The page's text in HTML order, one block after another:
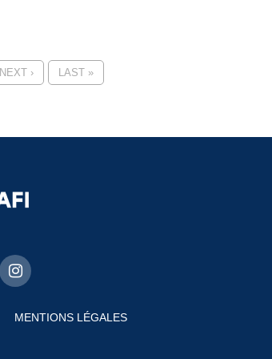
NEXT › LAST »
MENTIONS LÉGALES